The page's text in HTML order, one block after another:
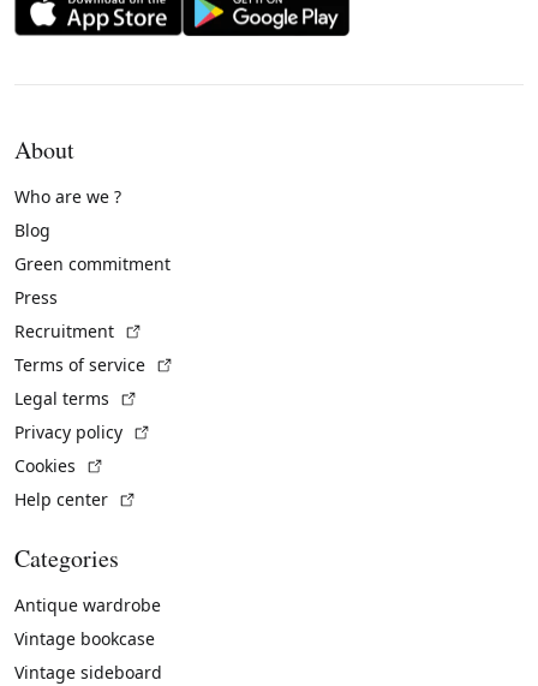
About
Who are we ?
Blog
Green commitment
Press
Recruitment
Terms of service
Legal terms
Privacy policy
Cookies
Help center
Categories
Antique wardrobe
Vintage bookcase
Vintage sideboard